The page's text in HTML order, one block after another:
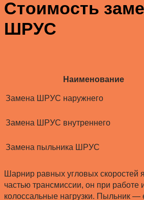
Стоимость
ШРУС
Наименование
Замена ШРУС наружнего
Замена ШРУС внутреннего
Замена пыльника ШРУС
Шарнир равных угловых скоростей
частью трансмиссии, он при работе
колоссальные нагрузки. Пыльник —